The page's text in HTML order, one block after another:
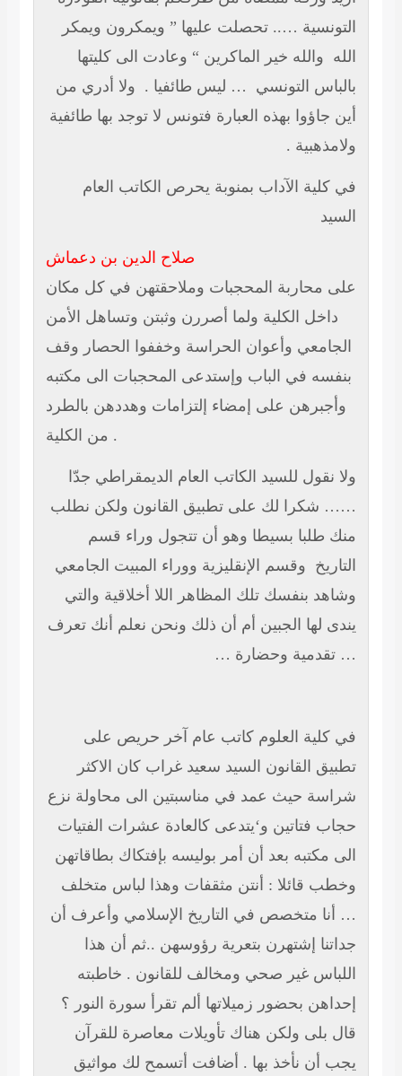
التونسية ….. تحصلت عليها ” ويمكرون ويمكر
الله والله خير الماكرين “ وعادت الى كليتها
بالباس التونسي
… ليس طائفيا . ولا أدري من
أين جاؤوا بهذه العبارة فتونس لا توجد بها طائفية
ولامذهبية .
في كلية الآداب بمنوبة يحرص الكاتب العام
السيد
صلاح الدين بن دعماش
على محاربة المحجبات وملاحقتهن في كل مكان
داخل الكلية ولما أصررن وثبتن وتساهل الأمن
الجامعي وأعوان الحراسة وخففوا الحصار وقف
بنفسه في الباب وإستدعى المحجبات الى مكتبه
وأجبرهن على إمضاء إلتزامات وهددهن بالطرد
من الكلية .
ولا نقول للسيد الكاتب العام الديمقراطي جدّا
…… شكرا لك على تطبيق القانون ولكن نطلب
منك طلبا بسيطا وهو أن تتجول وراء قسم
التاريخ وقسم الإنقليزية ووراء المبيت الجامعي
وشاهد بنفسك تلك المظاهر اللا أخلاقية والتي
يندى لها الجبين أم أن ذلك ونحن نعلم أنك تعرف
… تقدمية وحضارة …
في كلية العلوم كاتب عام آخر حريص على
تطبيق القانون السيد سعيد غراب كان الاكثر
شراسة حيث عمد في مناسبتين الى محاولة نزع
حجاب فتاتين و‘يتدعى كالعادة عشرات الفتيات
الى مكتبه بعد أن أمر بوليسه بإفتكاك بطاقاتهن
وخطب قائلا : أنتن مثقفات وهذا لباس متخلف
… أنا متخصص في التاريخ الإسلامي وأعرف أن
جداتنا إشتهرن بتعرية رؤوسهن ..ثم أن هذا
اللباس غير صحي ومخالف للقانون . خاطبته
إحداهن بحضور زميلاتها ألم تقرأ سورة النور ؟
قال بلى ولكن هناك تأويلات معاصرة للقرآن
يجب أن نأخذ بها . أضافت أتسمح لك مواثيق